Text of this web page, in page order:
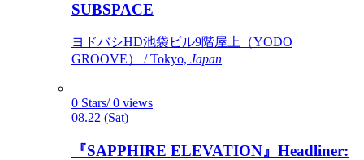
SUBSPACE
ヨドバシHD池袋ビル9階屋上（YODO
GROOVE） / Tokyo, Japan
0 Stars/ 0 views
08.22 (Sat)
『SAPPHIRE ELEVATION』Headliner: